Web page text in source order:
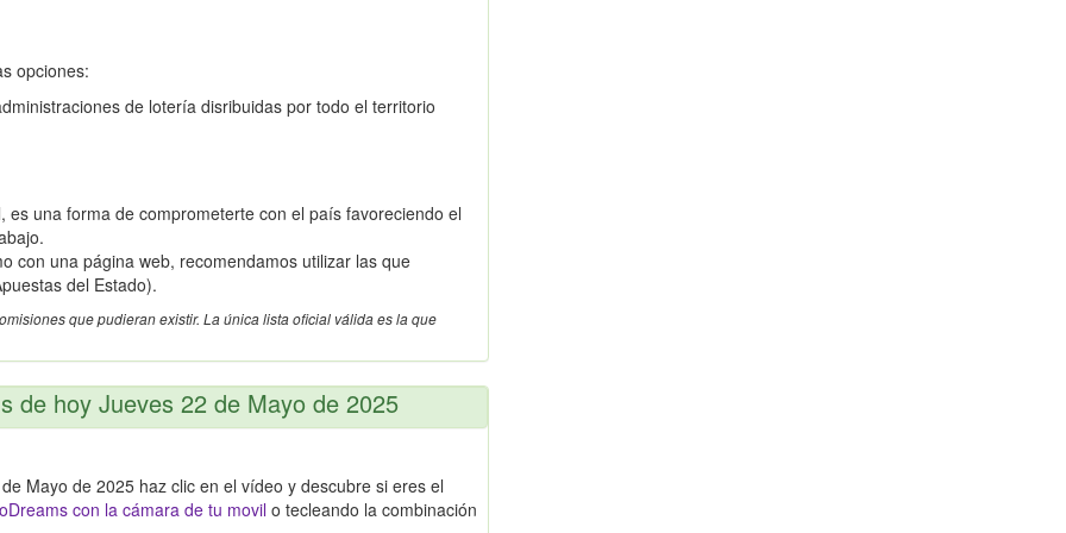
opciones:
de lotería disribuidas por todo el territorio
una forma de comprometerte con el país favoreciendo el
con una página web, recomendamos utilizar las que
del Estado).
que pudieran existir. La única lista oficial válida es la que
de hoy Jueves 22 de Mayo de 2025
Mayo de 2025 haz clic en el vídeo y descubre si eres el
con la cámara de tu movil o tecleando la combinación